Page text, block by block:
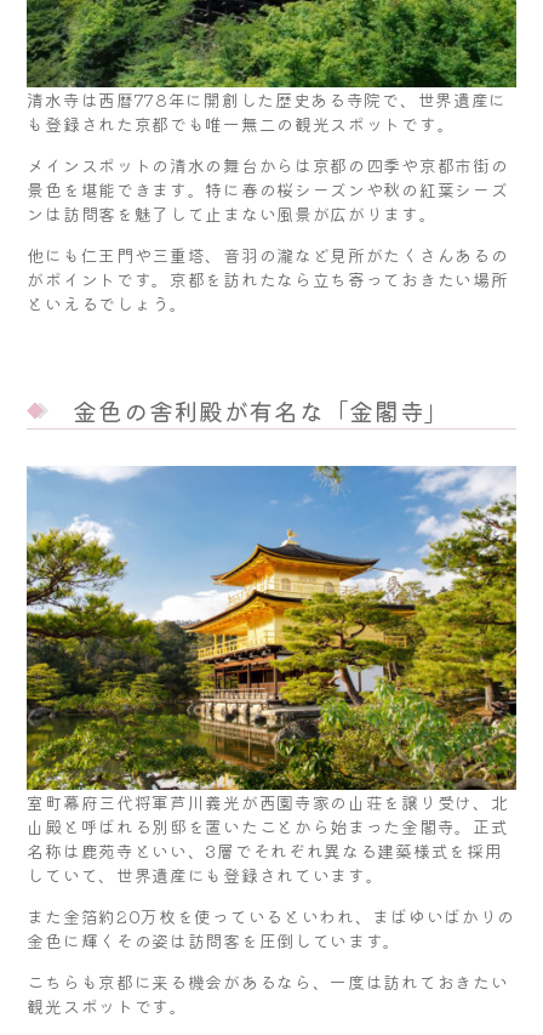
清水寺は西暦778年に開創した歴史ある寺院で、世界遺産に
も登録された京都でも唯一無二の観光スポットです。
メインスポットの清水の舞台からは京都の四季や京都市街の
景色を堪能できます。特に春の桜シーズンや秋の紅葉シーズ
ンは訪問客を魅了して止まない風景が広がります。
他にも仁王門や三重塔、音羽の瀧など見所がたくさんあるの
がポイントです。京都を訪れたなら立ち寄っておきたい場所
といえるでしょう。
金色の舎利殿が有名な「金閣寺」
室町幕府三代将軍芦川義光が西園寺家の山荘を譲り受け、北
山殿と呼ばれる別邸を置いたことから始まった金閣寺。正式
名称は鹿苑寺といい、3層でそれぞれ異なる建築様式を採用
していて、世界遺産にも登録されています。
また金箔約20万枚を使っているといわれ、まばゆいばかりの
金色に輝くその姿は訪問客を圧倒しています。
こちらも京都に来る機会があるなら、一度は訪れておきたい
観光スポットです。